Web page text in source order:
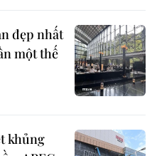
đẹp nhất
một thế
khủng